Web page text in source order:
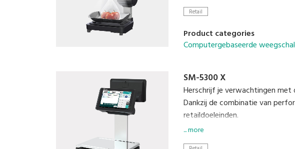
Retail
Product categories
Computergebaseerde
SM-5300 X
Herschrijf je verwachtingen met
Dankzij de combinatie van
retaildoeleinden.
Gebruiksvriendelijke en
... more